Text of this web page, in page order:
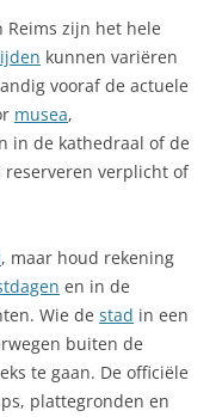
Reims zijn het hele
kunnen variëren
vooraf de actuele
musea,
in de kathedraal of de
reserveren verplicht of
, maar houd rekening
en in de
Wie de stad in een
buiten de
te gaan. De officiële
plattegronden en